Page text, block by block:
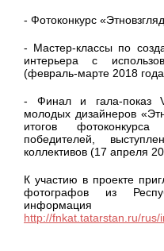
- Фотоконкурс
- Мастер-классы по
интерьера с
(февраль-марте 2018
- Финал и гала-показ V
молодых дизайнеров
итогов фотоконкурса
победителей,
коллективов (17 апреля
К участию в проекте
фотографов из
http://fnkat.tatarstan.ru/